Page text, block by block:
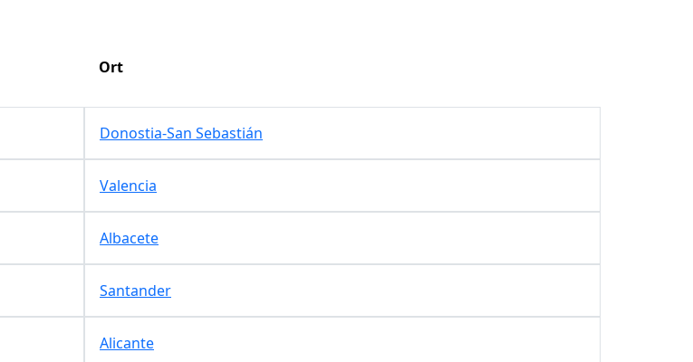
Ort
Donostia-San Sebastián
Valencia
Albacete
Santander
Alicante